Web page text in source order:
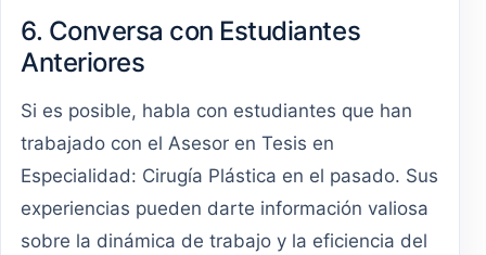
6. Conversa con Estudiantes
Anteriores
Si es posible, habla con estudiantes que han
trabajado con el Asesor en Tesis en
Especialidad: Cirugía Plástica en el pasado. Sus
experiencias pueden darte información valiosa
sobre la dinámica de trabajo y la eficiencia del